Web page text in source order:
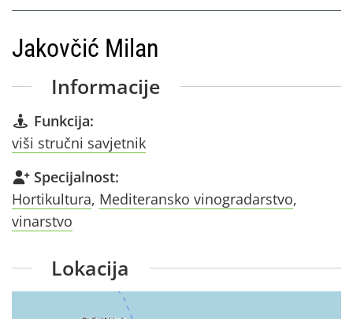
Jakovčić Milan
Informacije
Funkcija:
viši stručni savjetnik
Specijalnost:
Hortikultura, Mediteransko vinogradarstvo,
vinarstvo
Lokacija